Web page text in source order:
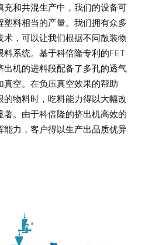
充和共混生产中，我们的设备可
塑料相当的产量。我们拥有众多
术，可以让我们根据不同散装物
料系统。基于科倍隆专利的FET
出机的进料段配备了多孔的透气
真空。在负压真空效果的帮助
的物料时，吃料能力得以大幅改
著。由于科倍隆的挤出机高效的
能力，客户得以生产出品质优异